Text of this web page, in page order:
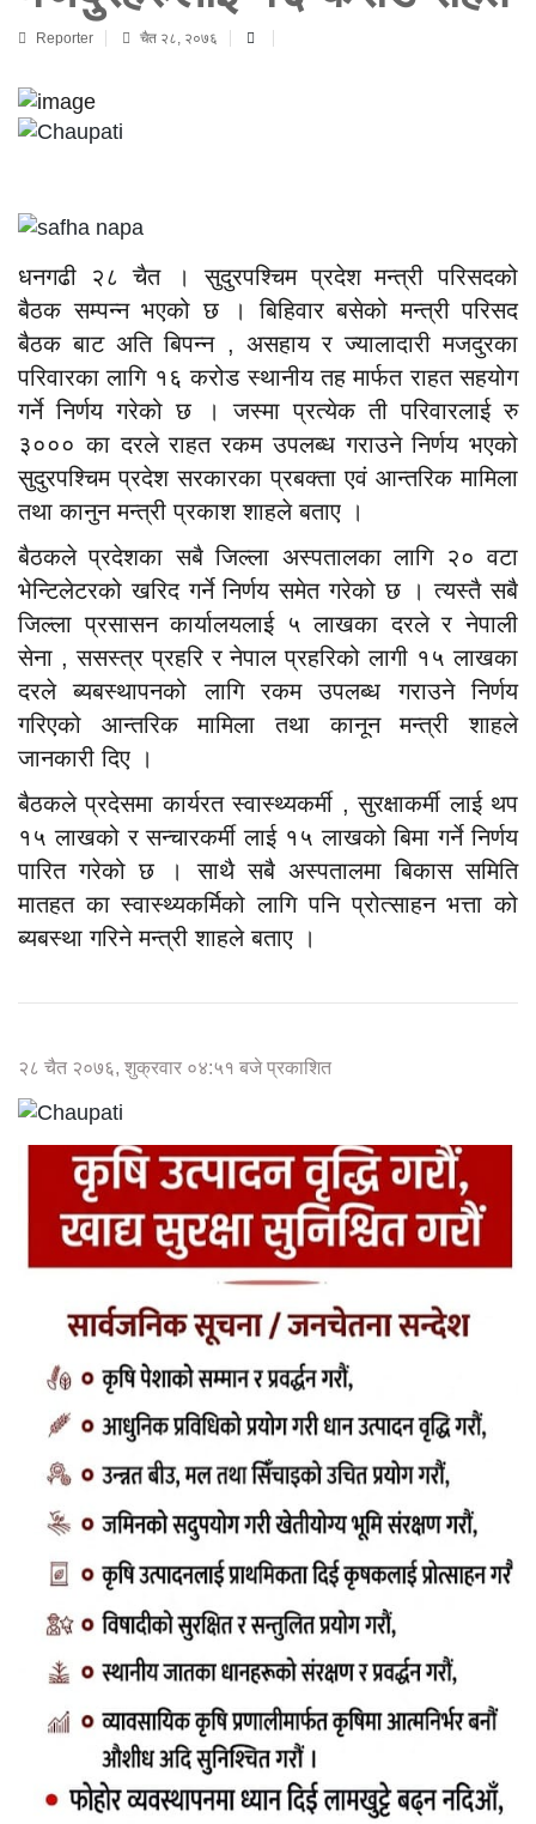
Reporter चैत २८, २०७६
धनगढी २८ चैत । सुदुरपश्चिम प्रदेश मन्त्री परिसदको
बैठक सम्पन्न भएको छ । बिहिवार बसेको मन्त्री परिसद
बैठक बाट अति बिपन्न , असहाय र ज्यालादारी मजदुरका
परिवारका लागि १६ करोड स्थानीय तह मार्फत राहत सहयोग
गर्ने निर्णय गरेको छ । जस्मा प्रत्येक ती परिवारलाई रु
३००० का दरले राहत रकम उपलब्ध गराउने निर्णय भएको
सुदुरपश्चिम प्रदेश सरकारका प्रबक्ता एवं आन्तरिक मामिला
तथा कानुन मन्त्री प्रकाश शाहले बताए ।
बैठकले प्रदेशका सबै जिल्ला अस्पतालका लागि २० वटा
भेन्टिलेटरको खरिद गर्ने निर्णय समेत गरेको छ । त्यस्तै सबै
जिल्ला प्रसासन कार्यालयलाई ५ लाखका दरले र नेपाली
सेना , ससस्त्र प्रहरि र नेपाल प्रहरिको लागी १५ लाखका
दरले ब्यबस्थापनको लागि रकम उपलब्ध गराउने निर्णय
गरिएको आन्तरिक मामिला तथा कानून मन्त्री शाहले
जानकारी दिए ।
बैठकले प्रदेसमा कार्यरत स्वास्थ्यकर्मी , सुरक्षाकर्मी लाई थप
१५ लाखको र सन्चारकर्मी लाई १५ लाखको बिमा गर्ने निर्णय
पारित गरेको छ । साथै सबै अस्पतालमा बिकास समिति
मातहत का स्वास्थ्यकर्मिको लागि पनि प्रोत्साहन भत्ता को
ब्यबस्था गरिने मन्त्री शाहले बताए ।
२८ चैत २०७६, शुक्रवार ०४:५१ बजे प्रकाशित